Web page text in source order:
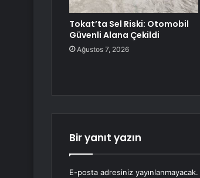
Tokat’ta Sel Riski: Otomobil
Güvenli Alana Çekildi
Ağustos 7, 2026
Bir yanıt yazın
E-posta adresiniz yayınlanmayacak.